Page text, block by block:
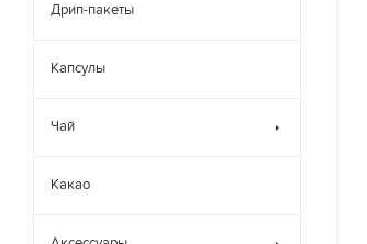
Дрип-пакеты
Капсулы
Чай
Какао